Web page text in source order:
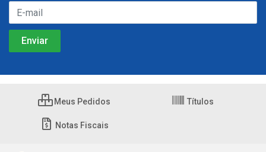
Meus Pedidos Títulos
Notas Fiscais